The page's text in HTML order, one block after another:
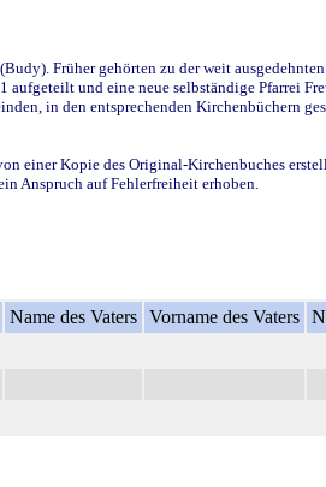
Früher gehörten zu der weit
und eine neue selbständige Pfarrei
in den entsprechenden Kirchenbüchern
einer Kopie des Original-Kirchenbuches
Anspruch auf Fehlerfreiheit erhoben.
Name des Vaters Vorname des Vaters